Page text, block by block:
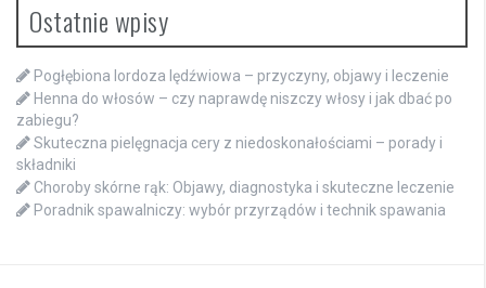
Ostatnie wpisy
Pogłębiona lordoza lędźwiowa – przyczyny, objawy i leczenie
Henna do włosów – czy naprawdę niszczy włosy i jak dbać po
zabiegu?
Skuteczna pielęgnacja cery z niedoskonałościami – porady i
składniki
Choroby skórne rąk: Objawy, diagnostyka i skuteczne leczenie
Poradnik spawalniczy: wybór przyrządów i technik spawania